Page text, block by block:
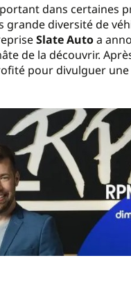
dans certaines
diversité de
Slate Autoa
de la découvrir.
pour divulguer